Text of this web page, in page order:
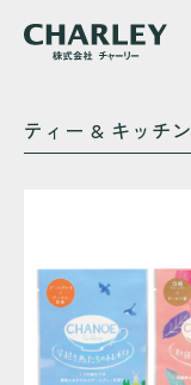
ティー & キッチン